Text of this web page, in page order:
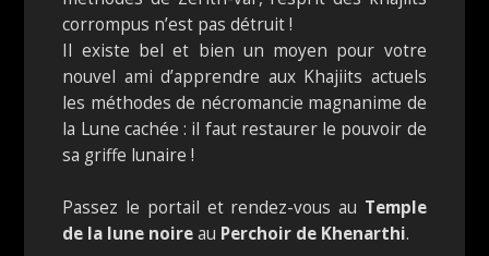
corrompus n’est pas détruit !
Il existe bel et bien un moyen pour votre
nouvel ami d’apprendre aux Khajiits actuels
les méthodes de nécromancie magnanime de
la Lune cachée : il faut restaurer le pouvoir de
sa griffe lunaire !
Passez le portail et rendez-vous au Temple
de la lune noireau Perchoir de Khenarthi.